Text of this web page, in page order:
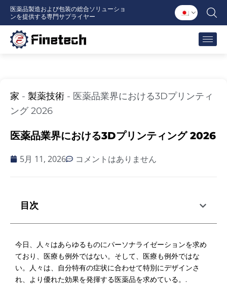
医薬品製造および包装の総合ソリューショ
ンを提供する専門サプライヤー
家 - 製薬技術 - 医薬品業界における3Dプリンティ
ング 2026
医薬品業界における3Dプリンティング 2026
5月 11, 2026 コメントはありません
目次
今日、人々はあらゆるものにパーソナライゼーションを求め
ており、医療も例外ではない。そして、医療も例外ではな
い。人々は、自分特有の症状に合わせて特別にデザインさ
れ、より優れた効果を発揮する医薬品を求めている。.